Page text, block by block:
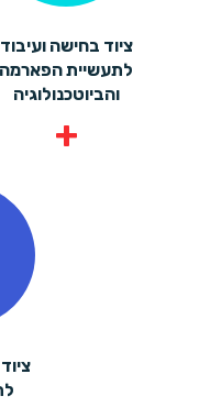
ציוד בחישה ועיבוד
לתעשיית הפארמה
והביוטכנולוגיה
+